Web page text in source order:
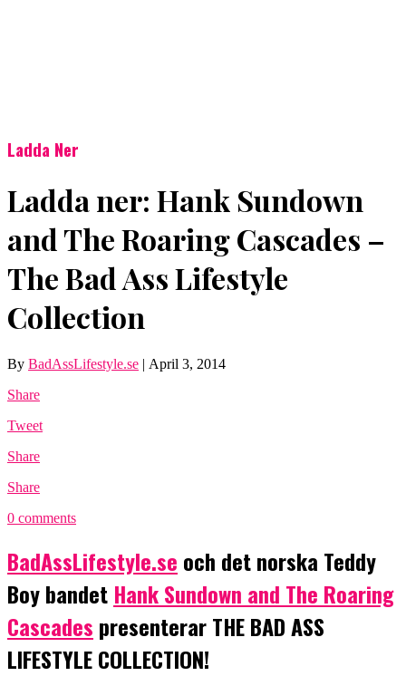
Ladda Ner
Ladda ner: Hank Sundown
and The Roaring Cascades –
The Bad Ass Lifestyle
Collection
By BadAssLifestyle.se | April 3, 2014
Share
Tweet
Share
Share
0 comments
BadAssLifestyle.se och det norska Teddy
Boy bandet Hank Sundown and The Roaring
Cascades presenterar THE BAD ASS
LIFESTYLE COLLECTION!